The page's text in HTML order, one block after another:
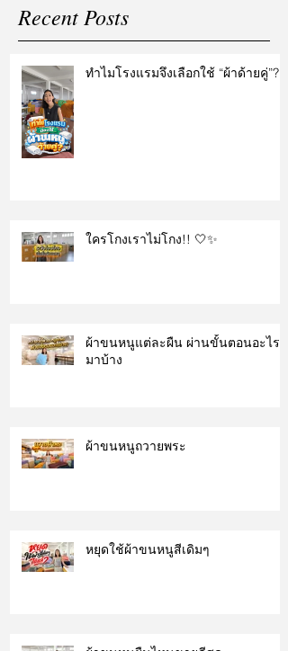
Recent Posts
ทำไมโรงแรมจึงเลือกใช้ “ผ้าด้ายคู่”?
ใครโกงเราไม่โกง!! 🤍✨
ผ้าขนหนูแต่ละผืน ผ่านขั้นตอนอะไร
มาบ้าง
ผ้าขนหนูถวายพระ
หยุดใช้ผ้าขนหนูสีเดิมๆ